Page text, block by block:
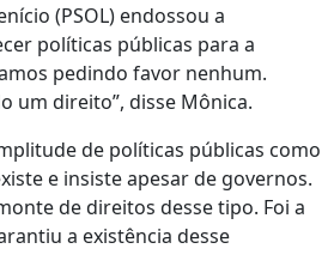
(PSOL) endossou a
políticas públicas para a
pedindo favor nenhum.
um direito”, disse Mônica.
de políticas públicas como
e insiste apesar de governos.
de direitos desse tipo. Foi a
a existência desse